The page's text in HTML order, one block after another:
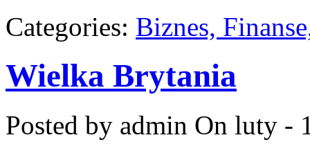
Categories: Biznes,
Wielka Brytania
Posted by admin On luty -